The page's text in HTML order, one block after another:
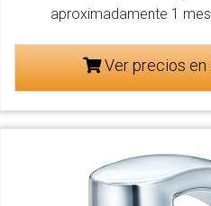
aproximadamente 1
Ver precios en